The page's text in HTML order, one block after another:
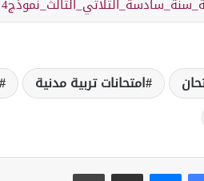
امتحانات تربية مدنية